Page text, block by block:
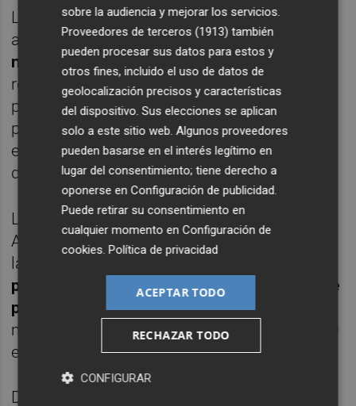
La jefa de Desarrollo de Negocio ha
aprovecha para mantener reuniones con
navieras y empresas de los cruceros,
recordado que “Cartagena es puerto escala
para el suministro de GNL a cruceros y está
preparando sus muelles para la conexión
eléctrica a buques que permitirá
desconectar los motores al llegar a puerto”.
La labor comercial desarrollada por la
Autoridad Portuaria a lo largo de estos años
la han hecho convertirse en
principales puertos españoles en tráfico de
pasajeros
. Este 2024, hay previsto alcanzar
más de 210.000 cruceristas en cerca de 150
escalas.
Directivos, navieras, autoridades portuarias,
sobre la audiencia y mejorar los servicios.
Proveedores de terceros (1913) también
pueden procesar sus datos para estos y
otros fines, incluido el uso de datos de
geolocalización precisos y características
del dispositivo. Sus elecciones se aplican
solo a este sitio web. Algunos proveedores
pueden basarse en el interés legítimo en
lugar del consentimiento; tiene derecho a
oponerse enConfiguración de publicidad
Puede retirar su consentimiento en
cualquier momento enConfiguración de
cookies .Política de privacidad
ACEPTAR TODO
RECHAZAR TODO
CONFIGURAR